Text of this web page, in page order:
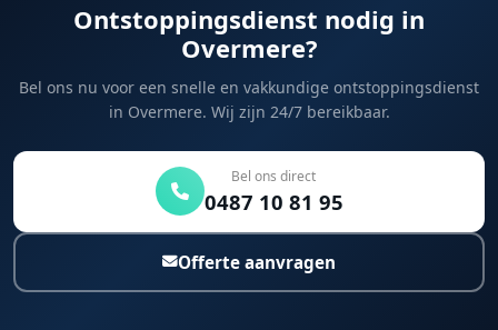
Ontstoppingsdienst nodig in
Overmere?
Bel ons nu voor een snelle en vakkundige ontstoppingsdienst
in Overmere. Wij zijn 24/7 bereikbaar.
Bel ons direct
0487 10 81 95
Offerte aanvragen